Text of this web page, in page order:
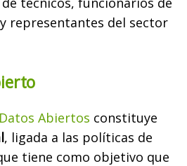
representantes del sector
Datos Abiertos constituye
, ligada a las políticas de
tiene como objetivo que